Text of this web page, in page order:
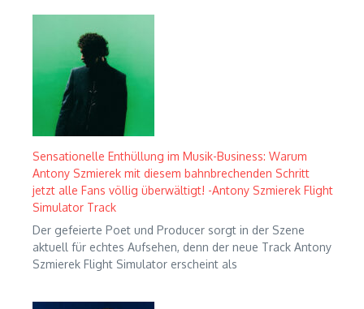
Sensationelle Enthüllung im Musik-Business: Warum
Antony Szmierek mit diesem bahnbrechenden Schritt
jetzt alle Fans völlig überwältigt! -Antony Szmierek Flight
Simulator Track
Der gefeierte Poet und Producer sorgt in der Szene
aktuell für echtes Aufsehen, denn der neue Track Antony
Szmierek Flight Simulator erscheint als